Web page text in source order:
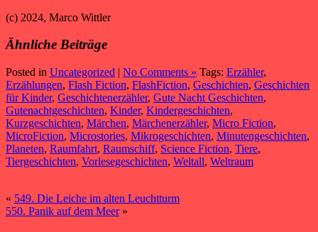
(c) 2024, Marco Wittler
Ähnliche Beiträge
Posted in Uncategorized | No Comments » Tags: Erzähler,
Erzählungen, Flash Fiction, FlashFiction, Geschichten, Geschichten
für Kinder, Geschichtenerzähler, Gute Nacht Geschichten,
Gutenachtgeschichten, Kinder, Kindergeschichten,
Kurzgeschichten, Märchen, Märchenerzähler, Micro Fiction,
MicroFiction, Microstories, Mikrogeschichten, Minutengeschichten,
Planeten, Raumfahrt, Raumschiff, Science Fiction, Tiere,
Tiergeschichten, Vorlesegeschichten, Weltall, Weltraum
« 549. Die Leiche im alten Leuchtturm
550. Panik auf dem Meer»